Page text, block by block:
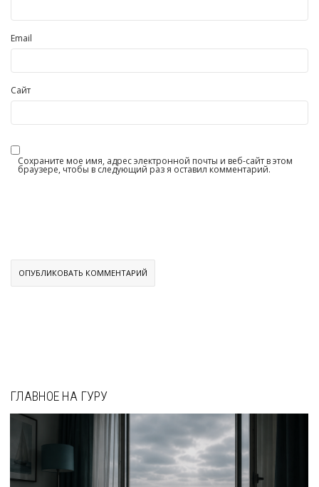
Email
Сайт
Сохраните мое имя, адрес электронной почты и веб-сайт в этом
браузере, чтобы в следующий раз я оставил комментарий.
ГЛАВНОЕ НА ГУРУ